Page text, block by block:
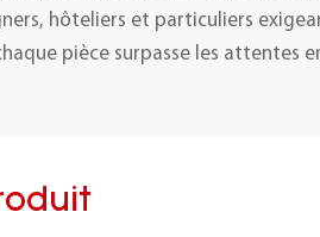
hôteliers et particuliers
pièce surpasse les attentes